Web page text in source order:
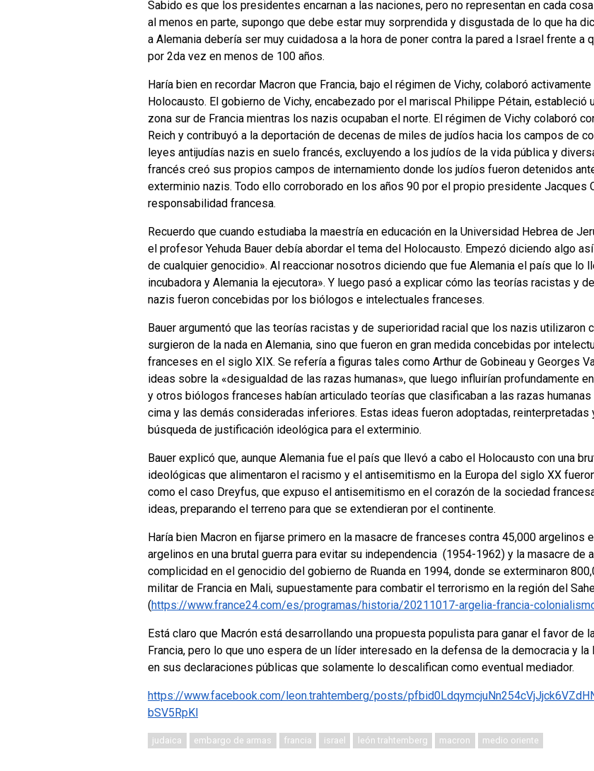
Sabido es que los presidentes encarnan a las naciones, pero no representan en cada
al menos en parte, supongo que debe estar muy sorprendida y disgustada de lo que ha
a Alemania debería ser muy cuidadosa a la hora de poner contra la pared a Israel frente
por 2da vez en menos de 100 años.
Haría bien en recordar Macron que Francia, bajo el régimen de Vichy, colaboró
Holocausto. El gobierno de Vichy, encabezado por el mariscal Philippe Pétain, estableció
zona sur de Francia mientras los nazis ocupaban el norte. El régimen de Vichy colaboró
Reich y contribuyó a la deportación de decenas de miles de judíos hacia los campos de
leyes antijudías nazis en suelo francés, excluyendo a los judíos de la vida pública y
francés creó sus propios campos de internamiento donde los judíos fueron detenidos
exterminio nazis. Todo ello corroborado en los años 90 por el propio presidente Jacques
responsabilidad francesa.
Recuerdo que cuando estudiaba la maestría en educación en la Universidad Hebrea de
el profesor Yehuda Bauer debía abordar el tema del Holocausto. Empezó diciendo algo
de cualquier genocidio». Al reaccionar nosotros diciendo que fue Alemania el país que lo
incubadora y Alemania la ejecutora». Y luego pasó a explicar cómo las teorías racistas y
nazis fueron concebidas por los biólogos e intelectuales franceses.
Bauer argumentó que las teorías racistas y de superioridad racial que los nazis utilizaron
surgieron de la nada en Alemania, sino que fueron en gran medida concebidas por
franceses en el siglo XIX. Se refería a figuras tales como Arthur de Gobineau y Georges
ideas sobre la «desigualdad de las razas humanas», que luego influirían profundamente
y otros biólogos franceses habían articulado teorías que clasificaban a las razas humanas
cima y las demás consideradas inferiores. Estas ideas fueron adoptadas,
búsqueda de justificación ideológica para el exterminio.
Bauer explicó que, aunque Alemania fue el país que llevó a cabo el Holocausto con una
ideológicas que alimentaron el racismo y el antisemitismo en la Europa del siglo XX
como el caso Dreyfus, que expuso el antisemitismo en el corazón de la sociedad
ideas, preparando el terreno para que se extendieran por el continente.
Haría bien Macron en fijarse primero en la masacre de franceses contra 45,000 argelinos
argelinos en una brutal guerra para evitar su independencia (1954-1962) y la masacre de
complicidad en el genocidio del gobierno de Ruanda en 1994, donde se exterminaron
militar de Francia en Mali, supuestamente para combatir el terrorismo en la región del
(https://www.france24.com/es/programas/historia/20211017-argelia-francia-
Está claro que Macrón está desarrollando una propuesta populista para ganar el favor de
Francia, pero lo que uno espera de un líder interesado en la defensa de la democracia y
en sus declaraciones públicas que solamente lo descalifican como eventual mediador.
https://www.facebook.com/leon.trahtemberg/posts/
bSV5RpKl
judaica embargo de armas francia israel león trahtemberg macron medio oriente